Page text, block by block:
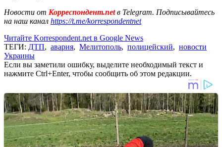
Новости от Корреспондент.netв Telegram. Подписывайтесь
на наш канал https://t.me/korrespondentnet
Читайте Korrespondent.net в Google News
ТЕГИ: ДТП, авария, Мелитополь, полицейский, новости
Украины
Если вы заметили ошибку, выделите необходимый текст и
нажмите Ctrl+Enter, чтобы сообщить об этом редакции.